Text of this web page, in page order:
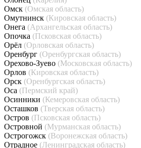
Омск (Омская область)
Омутнинск (Кировская область)
Онега (Архангельская область)
Опочка (Псковская область)
Орёл (Орловская область)
Оренбург (Оренбургская область)
Орехово-Зуево (Московская область)
Орлов (Кировская область)
Орск (Оренбургская область)
Оса (Пермский край)
Осинники (Кемеровская область)
Осташков (Тверская область)
Остров (Псковская область)
Островной (Мурманская область)
Острогожск (Воронежская область)
Отрадное (Ленинградская область)